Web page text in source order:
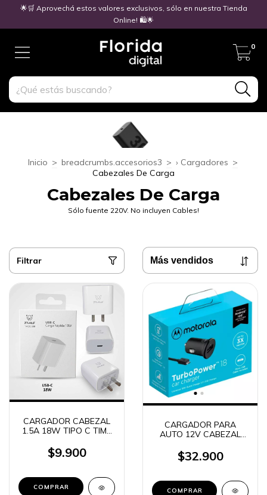
🌟🛒 Aprovechá estos valores exclusivos, sólo en nuestra Tienda
Online! 🛍️🌟
0
Inicio > breadcrumbs.accesorios3 > › Cargadores >
Cabezales De Carga
Cabezales De Carga
Sólo fuente 220V. No incluyen Cables!
Filtrar
CARGADOR CABEZAL
1.5A 18W TIPO C TIME
$9.900
CARGADOR PARA
AUTO 12V CABEZAL
USB 18W MOTOROLA
ORIGINAL
$32.900
COMPRAR